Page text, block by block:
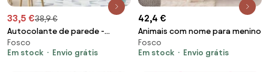
33,5 €38,9 €
Autocolante de parede -
Ursinho cinza
Fosco
Em stock
Envio grátis
42,4 €
Animais com nome para menino
Fosco
Em stock
Envio grátis